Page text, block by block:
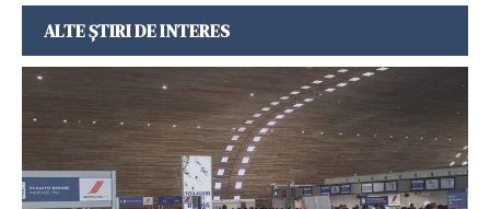
ALTE ȘTIRI DE INTERES